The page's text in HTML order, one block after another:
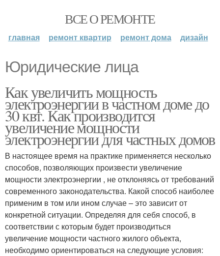
ВСЕ О РЕМОНТЕ
главная ремонт квартир ремонт дома дизайн
Юридические лица
Как увеличить мощность
электроэнергии в частном доме до
30 квт. Как производится
увеличение мощности
электроэнергии для частных домов
В настоящее время на практике применяется несколько
способов, позволяющих произвести увеличение
мощности электроэнергии , не отклоняясь от требований
современного законодательства. Какой способ наиболее
применим в том или ином случае – это зависит от
конкретной ситуации. Определяя для себя способ, в
соответствии с которым будет производиться
увеличение мощности частного жилого объекта,
необходимо ориентироваться на следующие условия: